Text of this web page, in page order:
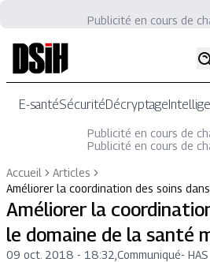
Publicité en cours de
E-santéSécuritéDécryptage
Publicité en cours de
Publicité en cours de
Accueil
Articles
Améliorer la coordination des soins dans
Améliorer la
le domaine de la santé
09 oct. 2018 - 18:32 Communiqué- HAS